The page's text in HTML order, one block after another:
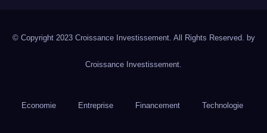
© Copyright 2023 Croissance Investissement. All Rights Reserved. by
Croissance Investissement.
Economie Entreprise Financement Technologie